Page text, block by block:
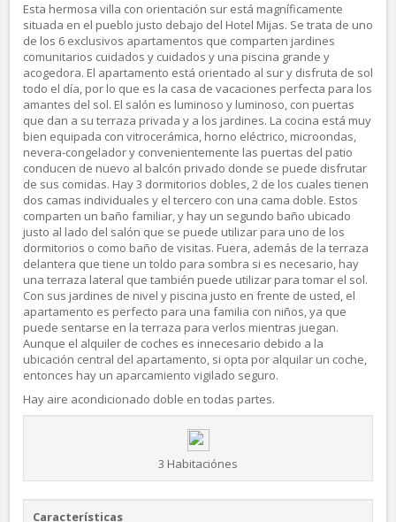
Esta hermosa villa con orientación sur está magníficamente
situada en el pueblo justo debajo del Hotel Mijas. Se trata de uno
de los 6 exclusivos apartamentos que comparten jardines
comunitarios cuidados y cuidados y una piscina grande y
acogedora. El apartamento está orientado al sur y disfruta de sol
todo el día, por lo que es la casa de vacaciones perfecta para los
amantes del sol. El salón es luminoso y luminoso, con puertas
que dan a su terraza privada y a los jardines. La cocina está muy
bien equipada con vitrocerámica, horno eléctrico, microondas,
nevera-congelador y convenientemente las puertas del patio
conducen de nuevo al balcón privado donde se puede disfrutar
de sus comidas. Hay 3 dormitorios dobles, 2 de los cuales tienen
dos camas individuales y el tercero con una cama doble. Estos
comparten un baño familiar, y hay un segundo baño ubicado
justo al lado del salón que se puede utilizar para uno de los
dormitorios o como baño de visitas. Fuera, además de la terraza
delantera que tiene un toldo para sombra si es necesario, hay
una terraza lateral que también puede utilizar para tomar el sol.
Con sus jardines de nivel y piscina justo en frente de usted, el
apartamento es perfecto para una familia con niños, ya que
puede sentarse en la terraza para verlos mientras juegan.
Aunque el alquiler de coches es innecesario debido a la
ubicación central del apartamento, si opta por alquilar un coche,
entonces hay un aparcamiento vigilado seguro.
Hay aire acondicionado doble en todas partes.
3 Habitaciónes
Características